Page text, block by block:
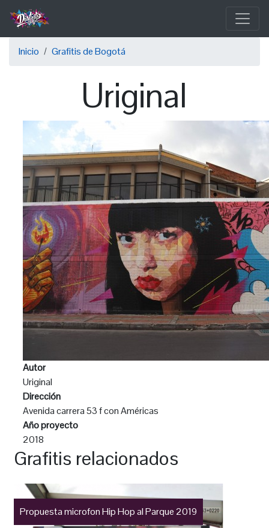
Pasar
contenido
principalSobrescribir
ayuda
navegación
Inicio Grafitis de Bogotá
Uriginal
Autor
Uriginal
Dirección
Avenida carrera 53 f con Américas
Año proyecto
2018
Grafitis relacionados
Propuesta microfon Hip Hop al Parque 2019